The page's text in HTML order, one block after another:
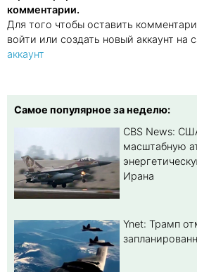
комментарии.
Для того чтобы оставить
войти или создать новый аккаунт на
аккаунт
Самое популярное за неделю:
CBS News:
масштабную
Ирана
Ynet: Трамп